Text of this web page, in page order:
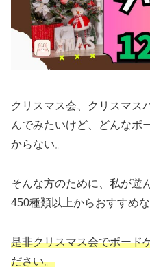
クリスマス会、クリスマス
んでみたいけど、どんなボ
からない。
そんな方のために、私が遊
450種類以上からおすすめ
是非クリスマス会でボード
ださい。